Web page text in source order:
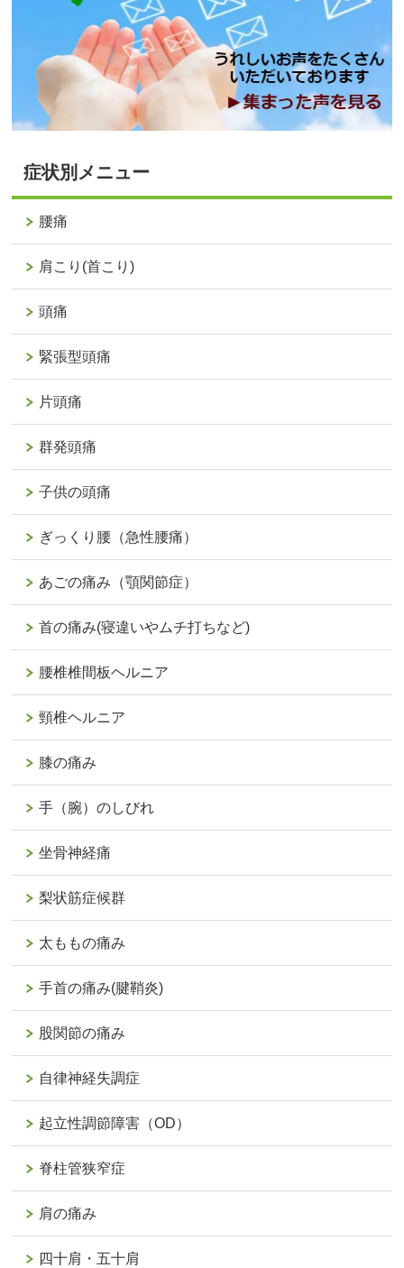
症状別メニュー
腰痛
肩こり(首こり)
頭痛
緊張型頭痛
片頭痛
群発頭痛
子供の頭痛
ぎっくり腰（急性腰痛）
あごの痛み（顎関節症）
首の痛み(寝違いやムチ打ちなど)
腰椎椎間板ヘルニア
頸椎ヘルニア
膝の痛み
手（腕）のしびれ
坐骨神経痛
梨状筋症候群
太ももの痛み
手首の痛み(腱鞘炎)
股関節の痛み
自律神経失調症
起立性調節障害（OD）
脊柱管狭窄症
肩の痛み
四十肩・五十肩